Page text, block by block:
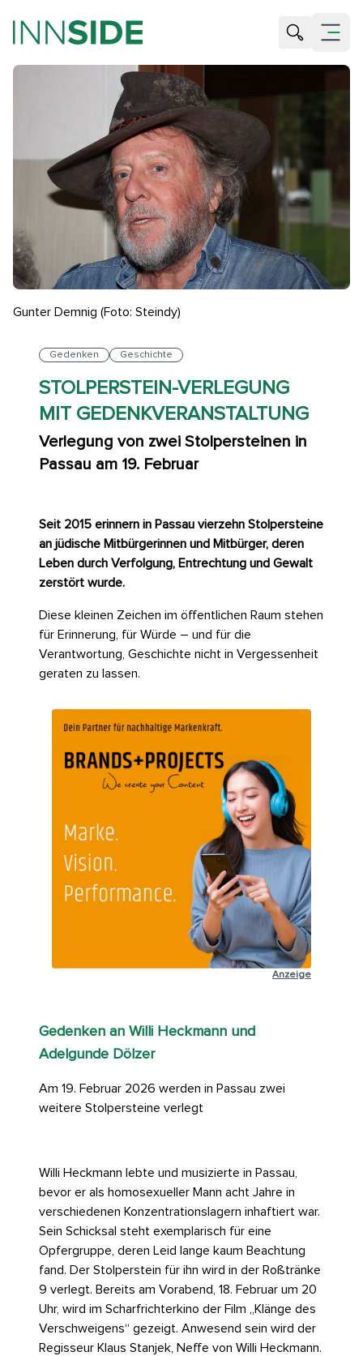
Suche
Menü
Gunter Demnig (Foto: Steindy)
Gedenken Geschichte
STOLPERSTEIN-VERLEGUNG
MIT GEDENKVERANSTALTUNG
Verlegung von zwei Stolpersteinen in
Passau am 19. Februar
Seit 2015 erinnern in Passau vierzehn Stolpersteine
an jüdische Mitbürgerinnen und Mitbürger, deren
Leben durch Verfolgung, Entrechtung und Gewalt
zerstört wurde.
Diese kleinen Zeichen im öffentlichen Raum stehen
für Erinnerung, für Würde – und für die
Verantwortung, Geschichte nicht in Vergessenheit
geraten zu lassen.
Anzeige
Gedenken an Willi Heckmann und
Adelgunde Dölzer
Am 19. Februar 2026 werden in Passau zwei
weitere Stolpersteine verlegt
Willi Heckmann lebte und musizierte in Passau,
bevor er als homosexueller Mann acht Jahre in
verschiedenen Konzentrationslagern inhaftiert war.
Sein Schicksal steht exemplarisch für eine
Opfergruppe, deren Leid lange kaum Beachtung
fand. Der Stolperstein für ihn wird in der Roßtränke
9 verlegt. Bereits am Vorabend, 18. Februar um 20
Uhr, wird im Scharfrichterkino der Film „Klänge des
Verschweigens“ gezeigt. Anwesend sein wird der
Regisseur Klaus Stanjek, Neffe von Willi Heckmann.